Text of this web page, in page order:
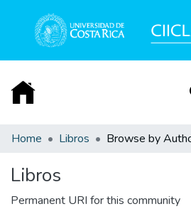
Communities & Collections
Acerca de
Home Libros Browse by
Libros
Permanent URI for this community